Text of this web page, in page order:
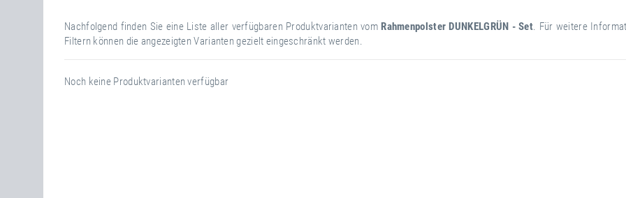
Nachfolgend finden Sie eine Liste aller verfügbaren Produktvarianten vom Rahmenpolster DUNKELGRÜN - Set. Für weitere
Filtern können die angezeigten Varianten gezielt eingeschränkt werden.
Noch keine Produktvarianten verfügbar